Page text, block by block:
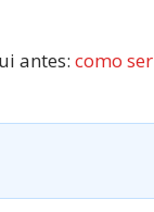
antes: como ser